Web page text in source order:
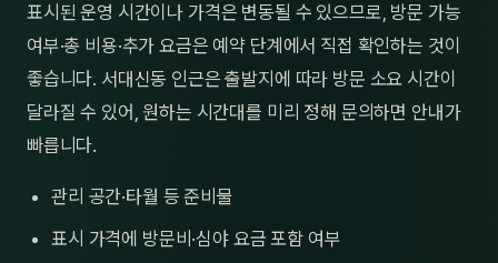
표시된 운영 시간이나 가격은 변동될 수 있으므로, 방문 가능
여부·총 비용·추가 요금은 예약 단계에서 직접 확인하는 것이
좋습니다. 서대신동 인근은 출발지에 따라 방문 소요 시간이
달라질 수 있어, 원하는 시간대를 미리 정해 문의하면 안내가
빠릅니다.
관리 공간·타월 등 준비물
표시 가격에 방문비·심야 요금 포함 여부